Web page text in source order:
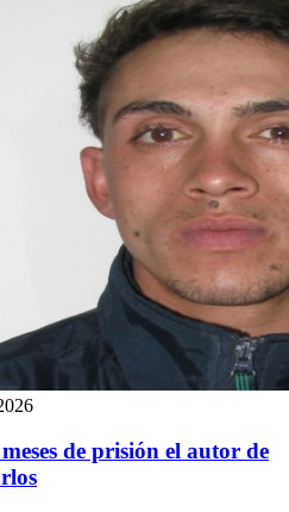
de prisión el autor de